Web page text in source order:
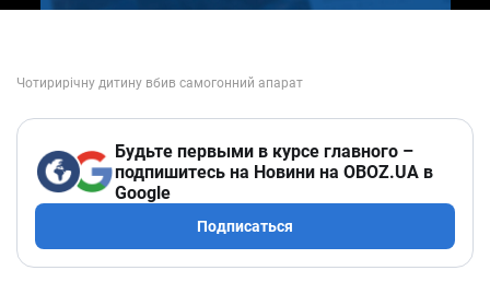
Будьте первыми в курсе главного –
подпишитесь на Новини на OBOZ.UA в
Google
Подписаться